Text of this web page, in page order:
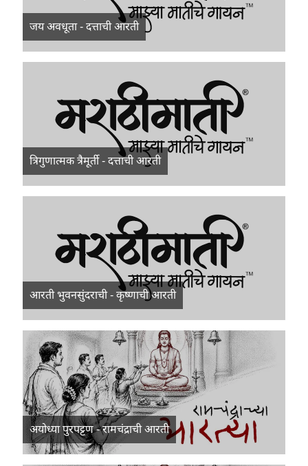
जय अवधूता - दत्ताची आरती
त्रिगुणात्मक त्रैमूर्ती - दत्ताची आरती
आरती भुवनसुंदराची - कृष्णाची आरती
अयोध्या पुरपट्टण - रामचंद्राची आरती